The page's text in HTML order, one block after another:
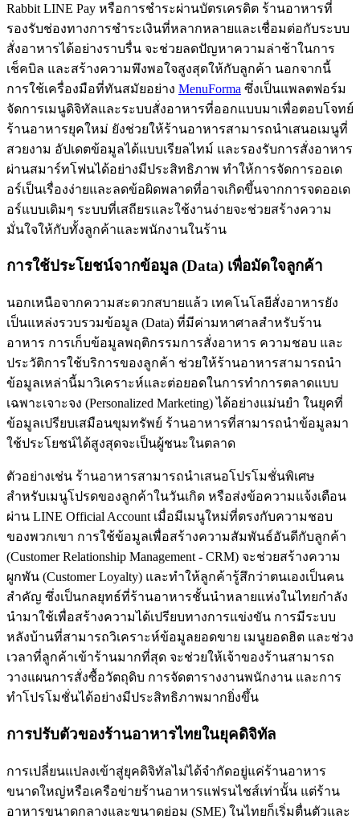
Rabbit LINE Pay หรือการชำระผ่านบัตรเครดิต ร้านอาหารที่
รองรับช่องทางการชำระเงินที่หลากหลายและเชื่อมต่อกับระบบ
สั่งอาหารได้อย่างราบรื่น จะช่วยลดปัญหาความล่าช้าในการ
เช็คบิล และสร้างความพึงพอใจสูงสุดให้กับลูกค้า นอกจากนี้
การใช้เครื่องมือที่ทันสมัยอย่าง MenuForma ซึ่งเป็นแพลตฟอร์ม
จัดการเมนูดิจิทัลและระบบสั่งอาหารที่ออกแบบมาเพื่อตอบโจทย์
ร้านอาหารยุคใหม่ ยังช่วยให้ร้านอาหารสามารถนำเสนอเมนูที่
สวยงาม อัปเดตข้อมูลได้แบบเรียลไทม์ และรองรับการสั่งอาหาร
ผ่านสมาร์ทโฟนได้อย่างมีประสิทธิภาพ ทำให้การจัดการออเด
อร์เป็นเรื่องง่ายและลดข้อผิดพลาดที่อาจเกิดขึ้นจากการจดออเด
อร์แบบเดิมๆ ระบบที่เสถียรและใช้งานง่ายจะช่วยสร้างความ
มั่นใจให้กับทั้งลูกค้าและพนักงานในร้าน
การใช้ประโยชน์จากข้อมูล (Data) เพื่อมัดใจลูกค้า
นอกเหนือจากความสะดวกสบายแล้ว เทคโนโลยีสั่งอาหารยัง
เป็นแหล่งรวบรวมข้อมูล (Data) ที่มีค่ามหาศาลสำหรับร้าน
อาหาร การเก็บข้อมูลพฤติกรรมการสั่งอาหาร ความชอบ และ
ประวัติการใช้บริการของลูกค้า ช่วยให้ร้านอาหารสามารถนำ
ข้อมูลเหล่านี้มาวิเคราะห์และต่อยอดในการทำการตลาดแบบ
เฉพาะเจาะจง (Personalized Marketing) ได้อย่างแม่นยำ ในยุคที่
ข้อมูลเปรียบเสมือนขุมทรัพย์ ร้านอาหารที่สามารถนำข้อมูลมา
ใช้ประโยชน์ได้สูงสุดจะเป็นผู้ชนะในตลาด
ตัวอย่างเช่น ร้านอาหารสามารถนำเสนอโปรโมชั่นพิเศษ
สำหรับเมนูโปรดของลูกค้าในวันเกิด หรือส่งข้อความแจ้งเตือน
ผ่าน LINE Official Account เมื่อมีเมนูใหม่ที่ตรงกับความชอบ
ของพวกเขา การใช้ข้อมูลเพื่อสร้างความสัมพันธ์อันดีกับลูกค้า
(Customer Relationship Management - CRM) จะช่วยสร้างความ
ผูกพัน (Customer Loyalty) และทำให้ลูกค้ารู้สึกว่าตนเองเป็นคน
สำคัญ ซึ่งเป็นกลยุทธ์ที่ร้านอาหารชั้นนำหลายแห่งในไทยกำลัง
นำมาใช้เพื่อสร้างความได้เปรียบทางการแข่งขัน การมีระบบ
หลังบ้านที่สามารถวิเคราะห์ข้อมูลยอดขาย เมนูยอดฮิต และช่วง
เวลาที่ลูกค้าเข้าร้านมากที่สุด จะช่วยให้เจ้าของร้านสามารถ
วางแผนการสั่งซื้อวัตถุดิบ การจัดตารางงานพนักงาน และการ
ทำโปรโมชั่นได้อย่างมีประสิทธิภาพมากยิ่งขึ้น
การปรับตัวของร้านอาหารไทยในยุคดิจิทัล
การเปลี่ยนแปลงเข้าสู่ยุคดิจิทัลไม่ได้จำกัดอยู่แค่ร้านอาหาร
ขนาดใหญ่หรือเครือข่ายร้านอาหารแฟรนไชส์เท่านั้น แต่ร้าน
อาหารขนาดกลางและขนาดย่อม (SME) ในไทยก็เริ่มตื่นตัวและ